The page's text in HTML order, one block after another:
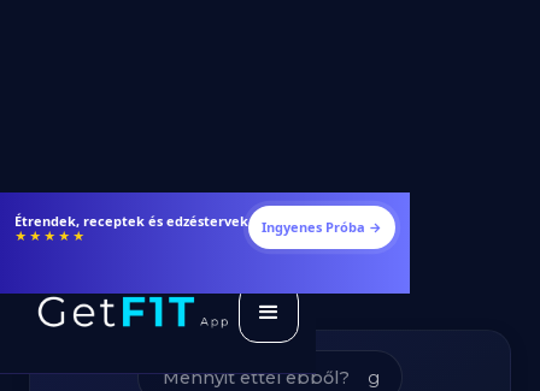
Fogyj és izmosodj hatékonyabban
★★★★★ Ingyenes Próba →
Marha Steak -
Tápanyagok
g